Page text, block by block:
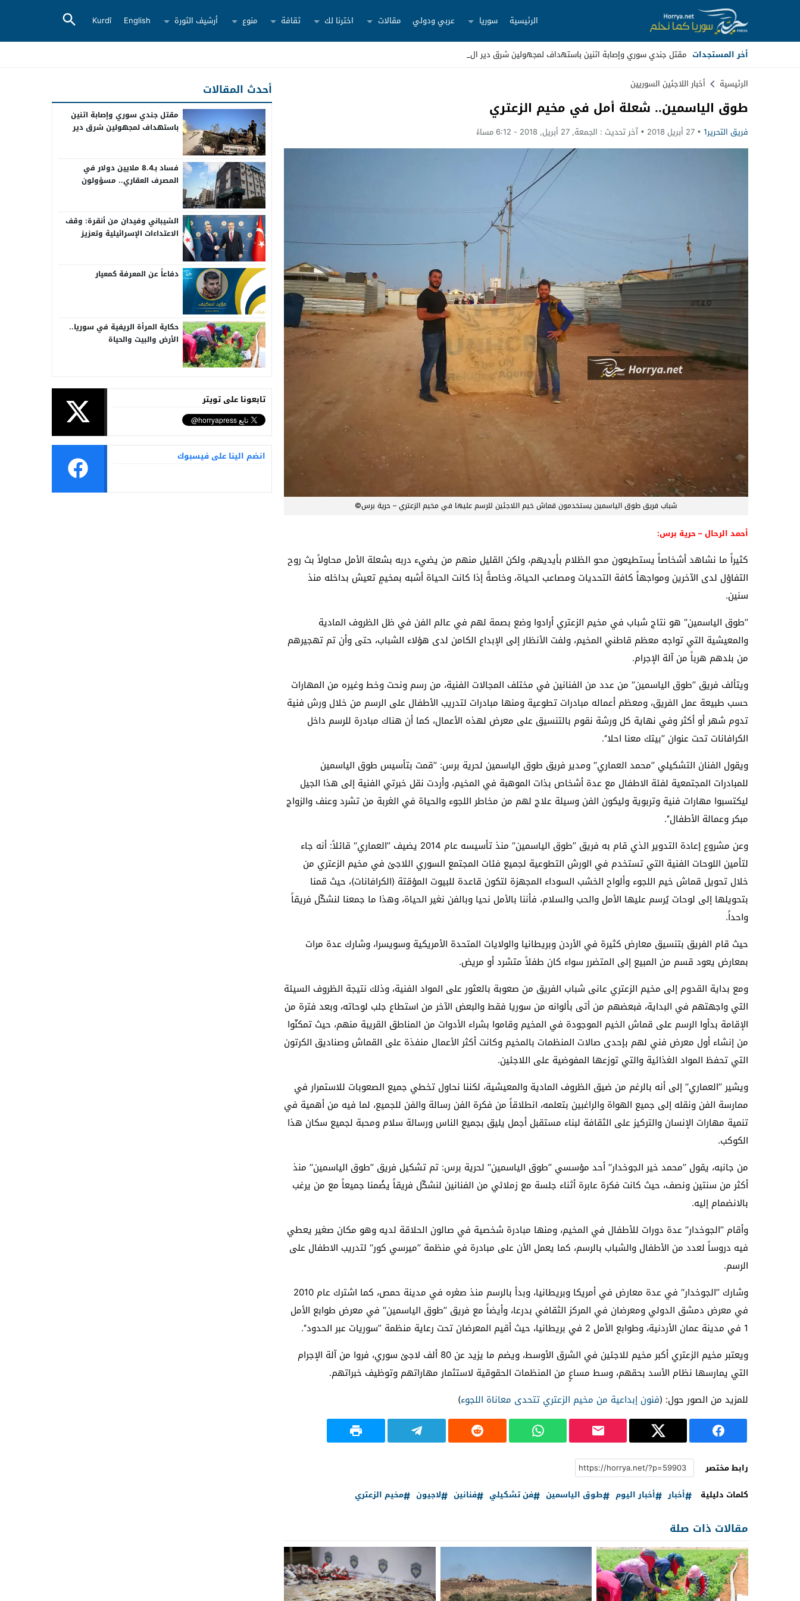
الرئيسية سوريا عربي ودولي مقالات اخترنا لك ثقافة منوع أرشيف الثورة English
Kurdî
أخر المستجدات مقتل جندي سوري وإصابة اثنين باستهداف لمجهولين شرق دير الزور
Stop
Previous
Next
الرئيسية أخبار اللاجئين السوريين
طوق الياسمين.. شعلة أمل في مخيم الزعتري
فريق التحرير1 27 أبريل 2018 آخر تحديث : الجمعة, 27 أبريل, 2018 - 6:12 مساءً
شباب فريق طوق الياسمين يستخدمون قماش خيم اللاجئين للرسم عليها في مخيم الزعتري – حرية برس©
أحمد الرحال – حرية برس:
كثيراً ما نشاهد أشخاصاً يستطيعون محو الظلام بأيديهم، ولكن القليل منهم من يضيء دربه بشعلة الأمل محاولاً بث روح
التفاؤل لدى الآخرين ومواجهاً كافة التحديات ومصاعب الحياة، وخاصةً إذا كانت الحياة أشبه بمخيمٍ تعيش بداخله منذ
سنين.
’’طوق الياسمين‘‘ هو نتاج شباب في مخيم الزعتري أرادوا وضع بصمة لهم في عالم الفن في ظل الظروف المادية
والمعيشية التي تواجه معظم قاطني المخيم، ولفت الأنظار إلى الإبداع الكامن لدى هؤلاء الشباب، حتى وأن تم تهجيرهم
من بلدهم هرباً من آلة الإجرام.
ويتألف فريق ’’طوق الياسمين‘‘ من عدد من الفنانين في مختلف المجالات الفنية، من رسم ونحت وخط وغيره من المهارات
حسب طبيعة عمل الفريق، ومعظم أعماله مبادرات تطوعية ومنها مبادرات لتدريب الأطفال على الرسم من خلال ورش فنية
تدوم شهر أو أكثر وفي نهاية كل ورشة نقوم بالتنسيق على معرض لهذه الأعمال، كما أن هناك مبادرة للرسم داخل
الكرافانات تحت عنوان ’’بيتك معنا احلا‘‘.
ويقول الفنان التشكيلي ’’محمد العماري‘‘ ومدير فريق طوق الياسمين لحرية برس: ’’قمت بتأسيس طوق الياسمين
للمبادرات المجتمعية لفئة الاطفال مع عدة أشخاص بذات الموهبة في المخيم، وأردت نقل خبرتي الفنية إلى هذا الجيل
ليكتسبوا مهارات فنية وتربوية وليكون الفن وسيلة علاج لهم من مخاطر اللجوء والحياة في الغربة من تشرد وعنف والزواج
مبكر وعمالة الأطفال‘‘.
وعن مشروع إعادة التدوير الذي قام به فريق ’’طوق الياسمين‘‘ منذ تأسيسه عام 2014 يضيف ’’العماري‘‘ قائلاً: أنه جاء
لتأمين اللوحات الفنية التي تستخدم في الورش التطوعية لجميع فئات المجتمع السوري اللاجئ في مخيم الزعتري من
خلال تحويل قماش خيم اللجوء وألواح الخشب السوداء المجهزة لتكون قاعدة للبيوت المؤقتة (الكرافانات)، حيث قمنا
بتحويلها إلى لوحات يُرسم عليها الأمل والحب والسلام، فأننا بالأمل نحيا وبالفن نغير الحياة، وهذا ما جمعنا لنشكّل فريقاً
واحداً.
حيث قام الفريق بتنسيق معارض كثيرة في الأردن وبريطانيا والولايات المتحدة الأمريكية وسويسرا، وشارك عدة مرات
بمعارض يعود قسم من المبيع إلى المتضرر سواء كان طفلاً متشرد أو مريض.
ومع بداية القدوم إلى مخيم الزعتري عانى شباب الفريق من صعوبة بالعثور على المواد الفنية، وذلك نتيجة الظروف السيئة
التي واجهتهم في البداية، فبعضهم من أتى بألوانه من سوريا فقط والبعض الآخر من استطاع جلب لوحاته، وبعد فترة من
الإقامة بدأوا الرسم على قماش الخيم الموجودة في المخيم وقاموا بشراء الأدوات من المناطق القريبة منهم، حيث تمكنّوا
من إنشاء أول معرض فني لهم بإحدى صالات المنظمات بالمخيم وكانت أكثر الأعمال منفذة على القماش وصناديق الكرتون
التي تحفظ المواد الغذائية والتي توزعها المفوضية على اللاجئين.
ويشير ’’العماري‘‘ إلى أنه بالرغم من ضيق الظروف المادية والمعيشية، لكننا نحاول تخطي جميع الصعوبات للاستمرار في
ممارسة الفن ونقله إلى جميع الهواة والراغبين بتعلمه، انطلاقاً من فكرة الفن رسالة والفن للجميع، لما فيه من أهمية في
تنمية مهارات الإنسان والتركيز على الثقافة لبناء مستقبل أجمل يليق بجميع الناس ورسالة سلام ومحبة لجميع سكان هذا
الكوكب.
من جانبه، يقول ’’محمد خير الجوخدار‘‘ أحد مؤسسي ’’طوق الياسمين‘‘ لحرية برس: تم تشكيل فريق ’’طوق الياسمين‘‘ منذ
أكثر من سنتين ونصف، حيث كانت فكرة عابرة أثناء جلسة مع زملائي من الفنانين لنشكّل فريقاً يضُمنا جميعاً مع من يرغب
بالانضمام إليه.
وأقام ’’الجوخدار‘‘ عدة دورات للأطفال في المخيم، ومنها مبادرة شخصية في صالون الحلاقة لديه وهو مكان صغير يعطي
فيه دروساً لعدد من الأطفال والشباب بالرسم، كما يعمل الأن على مبادرة في منظمة ’’ميرسي كور‘‘ لتدريب الاطفال على
الرسم.
وشارك ’’الجوخدار‘‘ في عدة معارض في أمريكا وبريطانيا، وبدأ بالرسم منذ صغره في مدينة حمص، كما اشترك عام 2010
في معرض دمشق الدولي ومعرضان في المركز الثقافي بدرعا، وأيضاً مع فريق ’’طوق الياسمين‘‘ في معرض طوابع الأمل
1 في مدينة عمان الأردنية، وطوابع الأمل 2 في بريطانيا، حيث أقيم المعرضان تحت رعاية منظمة ’’سوريات عبر الحدود‘‘.
ويعتبر مخيم الزعتري أكبر مخيم للاجئين في الشرق الأوسط، ويضم ما يزيد عن 80 ألف لاجئ سوري، فروا من آلة الإجرام
التي يمارسها نظام الأسد بحقهم، وسط مساعٍ من المنظمات الحقوقية لاستثمار مهاراتهم وتوظيف خبراتهم.
للمزيد من الصور حول: (فنون إبداعية من مخيم الزعتري تتحدى معاناة اللجوء)
رابط مختصر
كلمات دليلية
أخبار أخبار اليوم طوق الياسمين فن تشكيلي فنانين لاجيون مخيم الزعتري
مقالات ذات صلة
أحدث المقالات
مقتل جندي سوري وإصابة اثنين
باستهداف لمجهولين شرق دير
فساد بـ8.4 ملايين دولار في
المصرف العقاري.. مسؤولون
الشيباني وفيدان من أنقرة: وقف
الاعتداءات الإسرائيلية وتعزيز
دفاعاً عن المعرفة كمعيار
حكاية المرأة الريفية في سوريا..
الأرض والبيت والحياة
انضم الينا على فيسبوك
تابعونا على تويتر